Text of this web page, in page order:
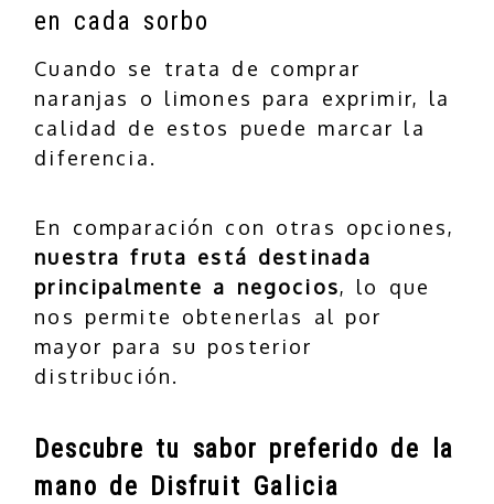
en cada sorbo
Cuando se trata de comprar
naranjas o limones para exprimir, la
calidad de estos puede marcar la
diferencia.
En comparación con otras opciones,
nuestra fruta está destinada
principalmente a negocios, lo que
nos permite obtenerlas al por
mayor para su posterior
distribución.
Descubre tu sabor preferido de la
mano de Disfruit Galicia